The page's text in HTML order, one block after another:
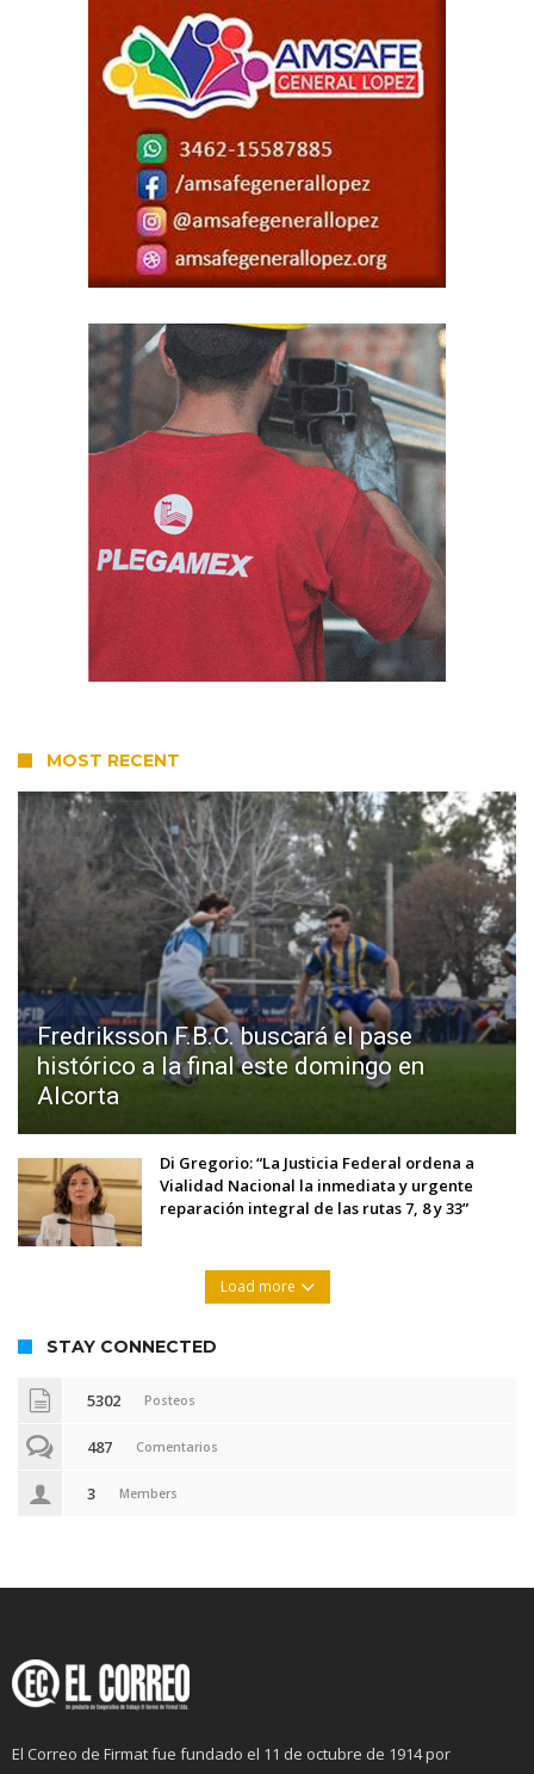
MOST RECENT
Fredriksson F.B.C. buscará el pase
histórico a la final este domingo en
Alcorta
Di Gregorio: “La Justicia Federal ordena a
Vialidad Nacional la inmediata y urgente
reparación integral de las rutas 7, 8 y 33”
Load more
STAY CONNECTED
5302 Posteos
487 Comentarios
3 Members
El Correo de Firmat fue fundado el 11 de octubre de 1914 por